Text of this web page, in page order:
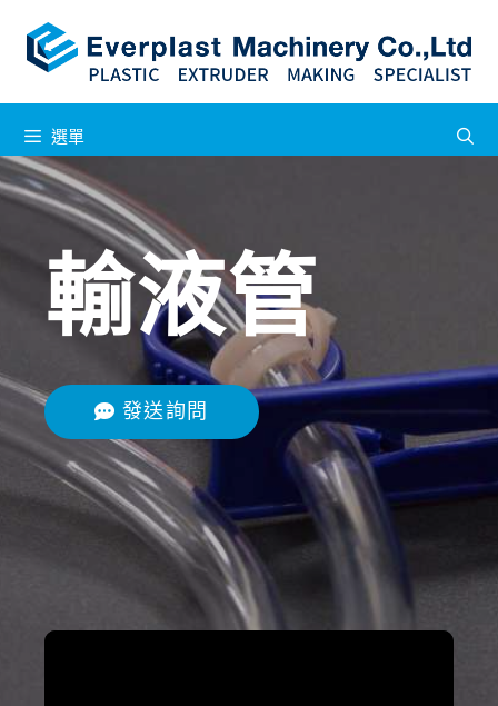
選單
輸液管
發送詢問